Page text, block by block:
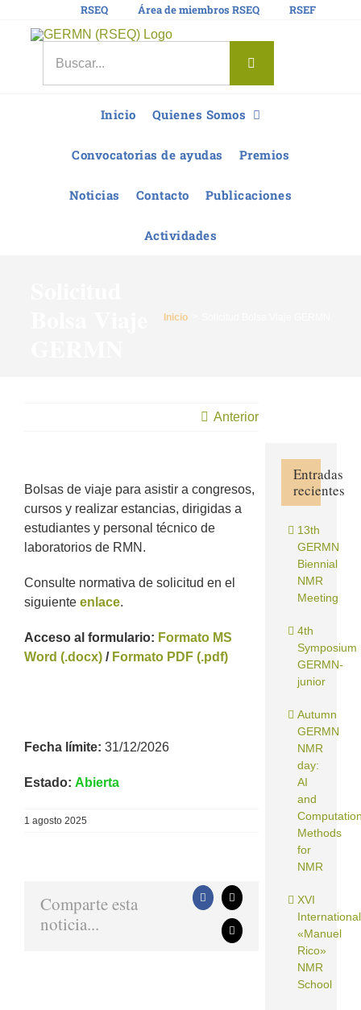
RSEQ Área de miembros RSEQ RSEF
Inicio Quienes Somos
Convocatorias de ayudas Premios
Noticias Contacto Publicaciones
Actividades
Inicio
Anterior
Bolsas de viaje para asistir a congresos,
cursos y realizar estancias, dirigidas a
estudiantes y personal técnico de
laboratorios de RMN.
Consulte normativa de solicitud en el
siguiente enlace.
Acceso al formulario: Formato MS
Word (.docx) / Formato PDF (.pdf)
Fecha límite: 31/12/2026
Estado: Abierta
1 agosto 2025
Comparte esta
noticia...
Facebook
X
Correo
electrónico
Entradas
recientes
13th
GERMN
Biennial
NMR
Meeting
4th
Symposium
GERMN-
junior
Autumn
GERMN
NMR
day:
AI
and
Methods
for
NMR
XVI
International
«Manuel
Rico»
NMR
School